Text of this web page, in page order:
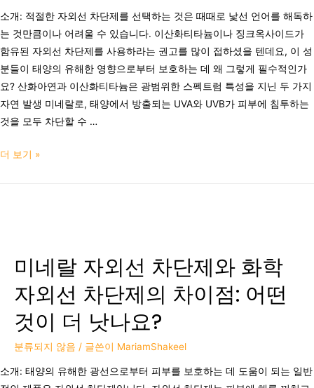
소개: 적절한 자외선 차단제를 선택하는 것은 때때로 낯선 언어를 해독하
는 것만큼이나 어려울 수 있습니다. 이산화티타늄이나 징크옥사이드가
함유된 자외선 차단제를 사용하라는 권고를 많이 접하셨을 텐데요, 이 성
분들이 태양의 유해한 영향으로부터 보호하는 데 왜 그렇게 필수적인가
요? 산화아연과 이산화티타늄은 광범위한 스펙트럼 특성을 지닌 두 가지
자연 발생 미네랄로, 태양에서 방출되는 UVA와 UVB가 피부에 침투하는
것을 모두 차단할 수 …
더 보기 »
미네랄 자외선 차단제와 화학
자외선 차단제의 차이점: 어떤
것이 더 낫나요?
분류되지 않음 / 글쓴이 MariamShakeel
소개: 태양의 유해한 광선으로부터 피부를 보호하는 데 도움이 되는 일반